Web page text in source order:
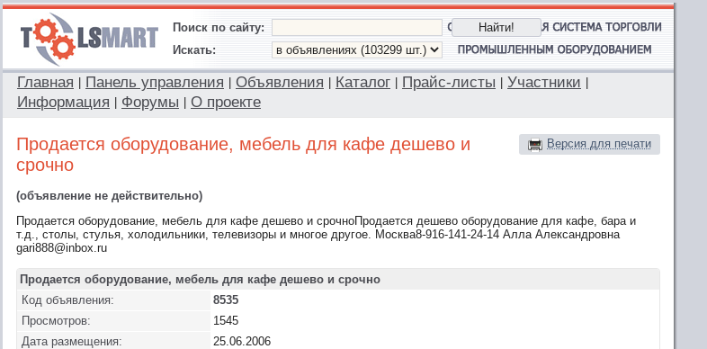
Поиск по сайту:
Искать:
Главная Панель управления Объявления Каталог Прайс-листы Участники
Информация Форумы О проекте
Версия для печати
Продается оборудование, мебель для кафе дешево и
срочно
(объявление не действительно)
Продается оборудование, мебель для кафе дешево и срочноПродается дешево оборудование для кафе, бара и
т.д., столы, стулья, холодильники, телевизоры и многое другое. Москва8-916-141-24-14 Алла Александровна
gari888@inbox.ru
Продается оборудование, мебель для кафе дешево и срочно
Код объявления:
8535
Просмотров:
1545
Дата размещения:
25.06.2006